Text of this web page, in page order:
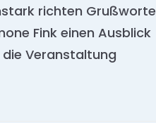
richten Grußworte
Fink einen Ausblick
Veranstaltung